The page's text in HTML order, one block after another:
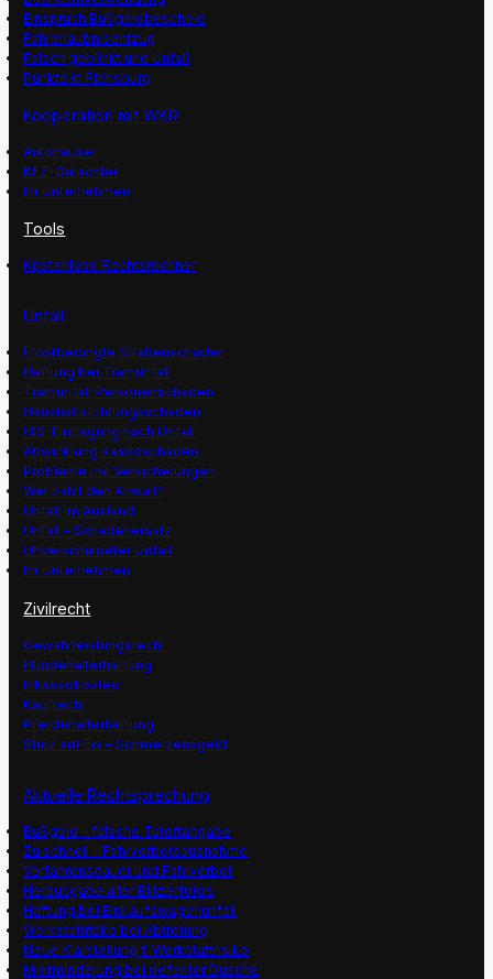
Einspruch Bußgeldbescheid
Fahrerlaubnisentzug
Falsch geblinkt und Unfall
Punkte in Flensburg
Kooperation mit WKR
Autohäuser
KFZ-Gutachter
Ihr Unternehmen
Tools
Kpstenlose Rechtsrechner
Unfall
Frostbedingte Straßenschäden
Haftung bei Tramunfall
Tramunfall Personenschaden
Haushaltsführungsschaden
HIS-Eintragung nach Unfall
Abwicklung Kaskoschäden
Probleme mit Versicherungen
Wer zahlt den Anwalt?
Unfall im Ausland
Unfall – Schadenersatz
Unverschuldeter Unfall
Ihr Unternehmen
Zivilrecht
Gewährleistungsrecht
Hundehalterhaftung
Inkassokosten
Kaufrecht
Pferdehalterhaftung
Sturz auf Eis – Schmerzensgeld
Aktuelle Rechtsprechung
Bußgeld – falsche Tatortangabe
Zu schnell – Fahrverbotsausnahme
Verfahrensdauer und Fahrverbot
Herausgabe aller Blitzerfotos
Haftung bei Einkaufswagenunfall
Werkstattrisko bei Abtretung
Neue Klarstellung f. Werkstattrisiko
Mietminderung bei defekter Dusche